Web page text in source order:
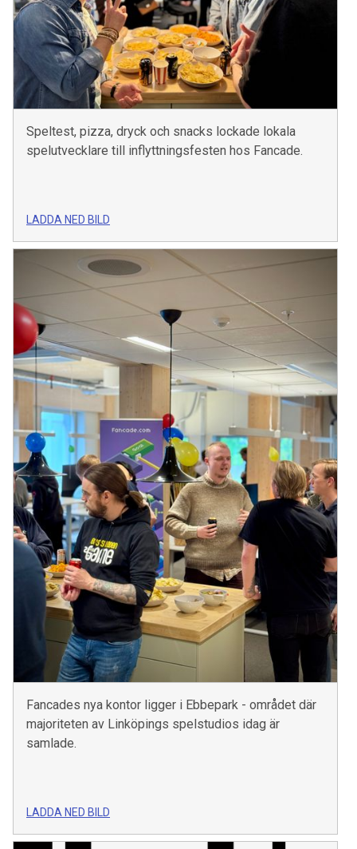
Speltest, pizza, dryck och snacks lockade lokala
spelutvecklare till inflyttningsfesten hos Fancade.
LADDA NED BILD
Fancades nya kontor ligger i Ebbepark - området där
majoriteten av Linköpings spelstudios idag är
samlade.
LADDA NED BILD